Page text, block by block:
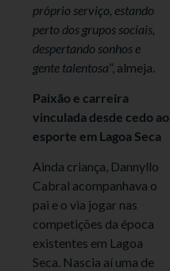
próprio serviço, estando
perto dos grupos sociais,
despertando sonhos e
gente talentosa”, almeja.
Paixão e carreira
vinculada desde cedo ao
esporte em Lagoa Seca
Ainda criança, Dannyllo
Cabral acompanhava o
pai e o via jogar nas
competições da época
existentes em Lagoa
Seca. Nascia aí uma de